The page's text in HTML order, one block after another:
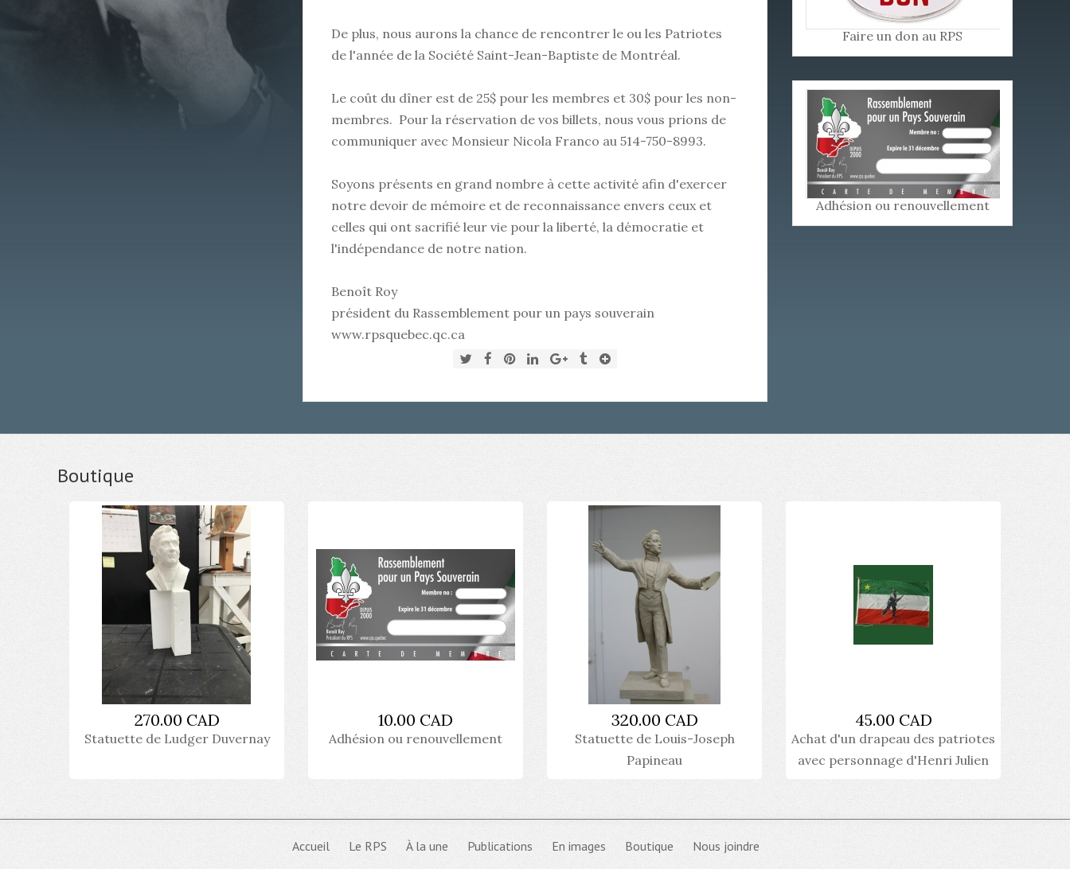
De plus, nous aurons la chance de rencontrer le ou les Patriotes
de l'année de la Société Saint-Jean-Baptiste de Montréal.
Le coût du dîner est de 25$ pour les membres et 30$ pour les non-
membres. Pour la réservation de vos billets, nous vous prions de
communiquer avec Monsieur Nicola Franco au 514-750-8993.
Soyons présents en grand nombre à cette activité afin d'exercer
notre devoir de mémoire et de reconnaissance envers ceux et
celles qui ont sacrifié leur vie pour la liberté, la démocratie et
l'indépendance de notre nation.
Benoît Roy
président du Rassemblement pour un pays souverain
www.rpsquebec.qc.ca
Faire un don au RPS
Adhésion ou renouvellement
Boutique
270.00 CAD
Statuette de Ludger Duvernay
10.00 CAD
Adhésion ou renouvellement
320.00 CAD
Statuette de Louis-Joseph
Papineau
45.00 CAD
Achat d'un drapeau des patriotes
avec personnage d'Henri Julien
Accueil Le RPS À la une Publications En images Boutique Nous joindre